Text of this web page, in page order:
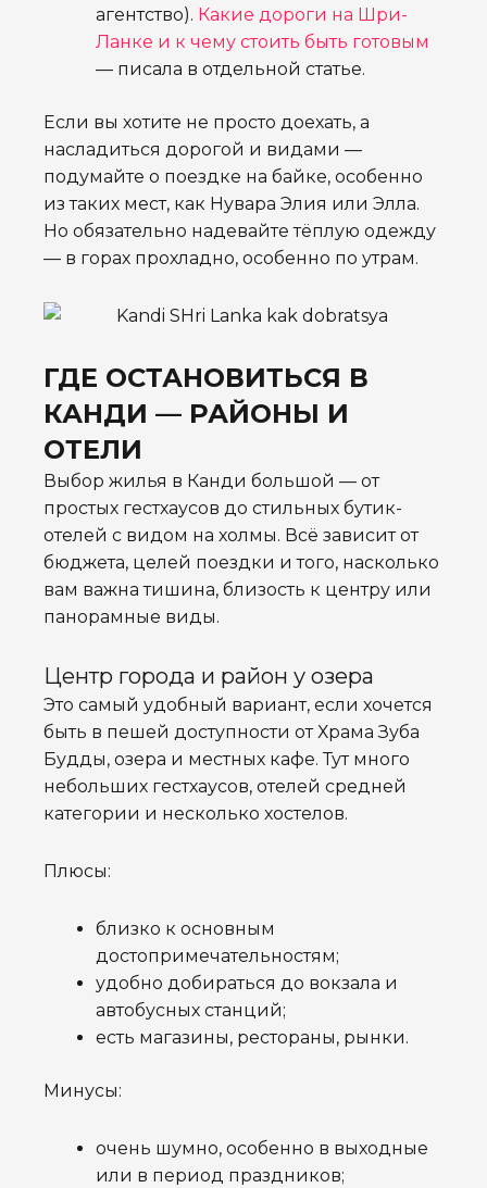
агентство). Какие дороги на Шри-
Ланке и к чему стоить быть готовым
— писала в отдельной статье.
Если вы хотите не просто доехать, а
насладиться дорогой и видами —
подумайте о поездке на байке, особенно
из таких мест, как Нувара Элия или Элла.
Но обязательно надевайте тёплую одежду
— в горах прохладно, особенно по утрам.
ГДЕ ОСТАНОВИТЬСЯ В
КАНДИ — РАЙОНЫ И
ОТЕЛИ
Выбор жилья в Канди большой — от
простых гестхаусов до стильных бутик-
отелей с видом на холмы. Всё зависит от
бюджета, целей поездки и того, насколько
вам важна тишина, близость к центру или
панорамные виды.
Центр города и район у озера
Это самый удобный вариант, если хочется
быть в пешей доступности от Храма Зуба
Будды, озера и местных кафе. Тут много
небольших гестхаусов, отелей средней
категории и несколько хостелов.
Плюсы:
близко к основным
достопримечательностям;
удобно добираться до вокзала и
автобусных станций;
есть магазины, рестораны, рынки.
Минусы:
очень шумно, особенно в выходные
или в период праздников;